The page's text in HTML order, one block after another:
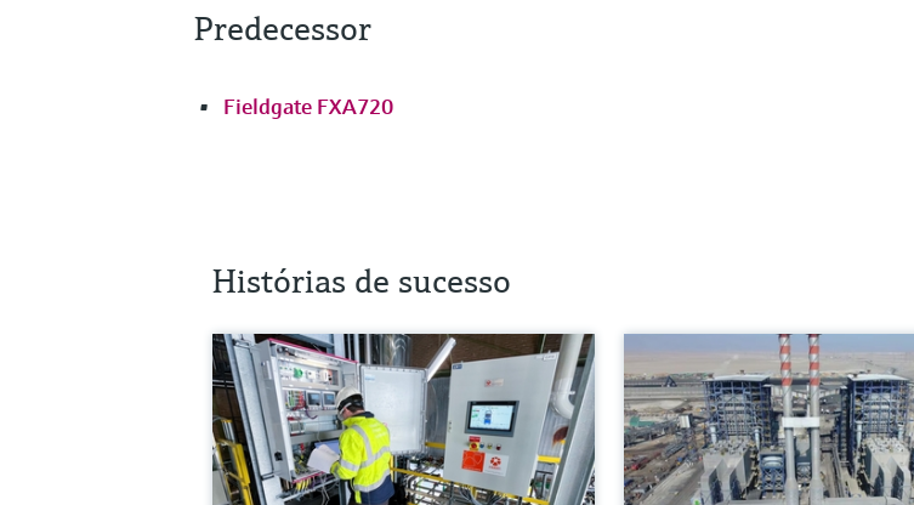
Predecessor
Fieldgate FXA720
Histórias de sucesso